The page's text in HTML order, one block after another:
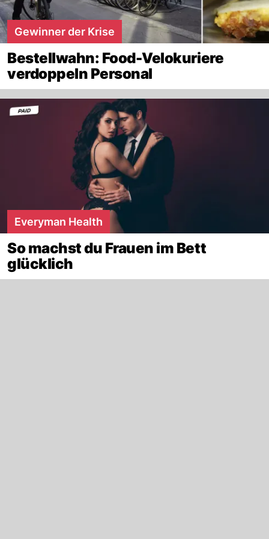
Gewinner der Krise
Bestellwahn: Food-Velokuriere
verdoppeln Personal
Everyman Health
So machst du Frauen im Bett
glücklich